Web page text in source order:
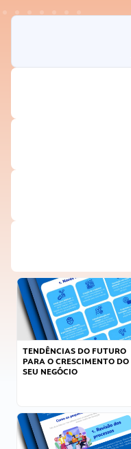
TENDÊNCIAS DO FUTURO
PARA O CRESCIMENTO DO
SEU NEGÓCIO